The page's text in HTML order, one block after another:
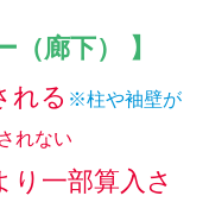
（廊下） 】
れる ※柱や袖壁が
れない
り一部算入さ